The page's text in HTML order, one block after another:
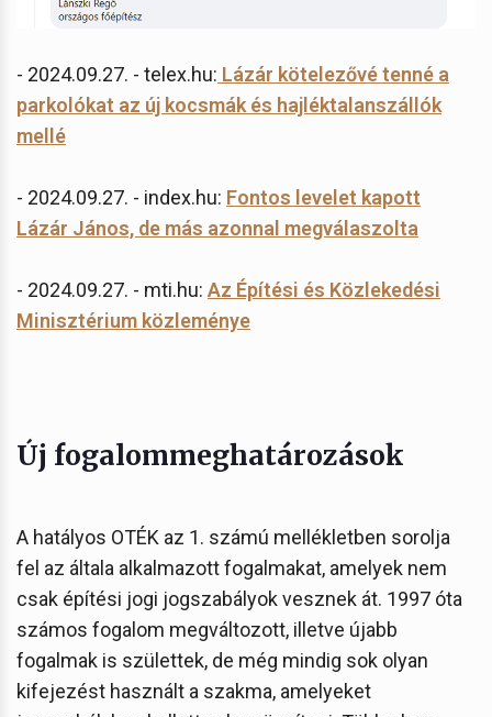
- 2024.09.27. - telex.hu: Lázár kötelezővé tenné a
parkolókat az új kocsmák és hajléktalanszállók
mellé
- 2024.09.27. - index.hu: Fontos levelet kapott
Lázár János, de más azonnal megválaszolta
- 2024.09.27. - mti.hu: Az Építési és Közlekedési
Minisztérium közleménye
Új fogalommeghatározások
A hatályos OTÉK az 1. számú mellékletben sorolja
fel az általa alkalmazott fogalmakat, amelyek nem
csak építési jogi jogszabályok vesznek át. 1997 óta
számos fogalom megváltozott, illetve újabb
fogalmak is születtek, de még mindig sok olyan
kifejezést használt a szakma, amelyeket